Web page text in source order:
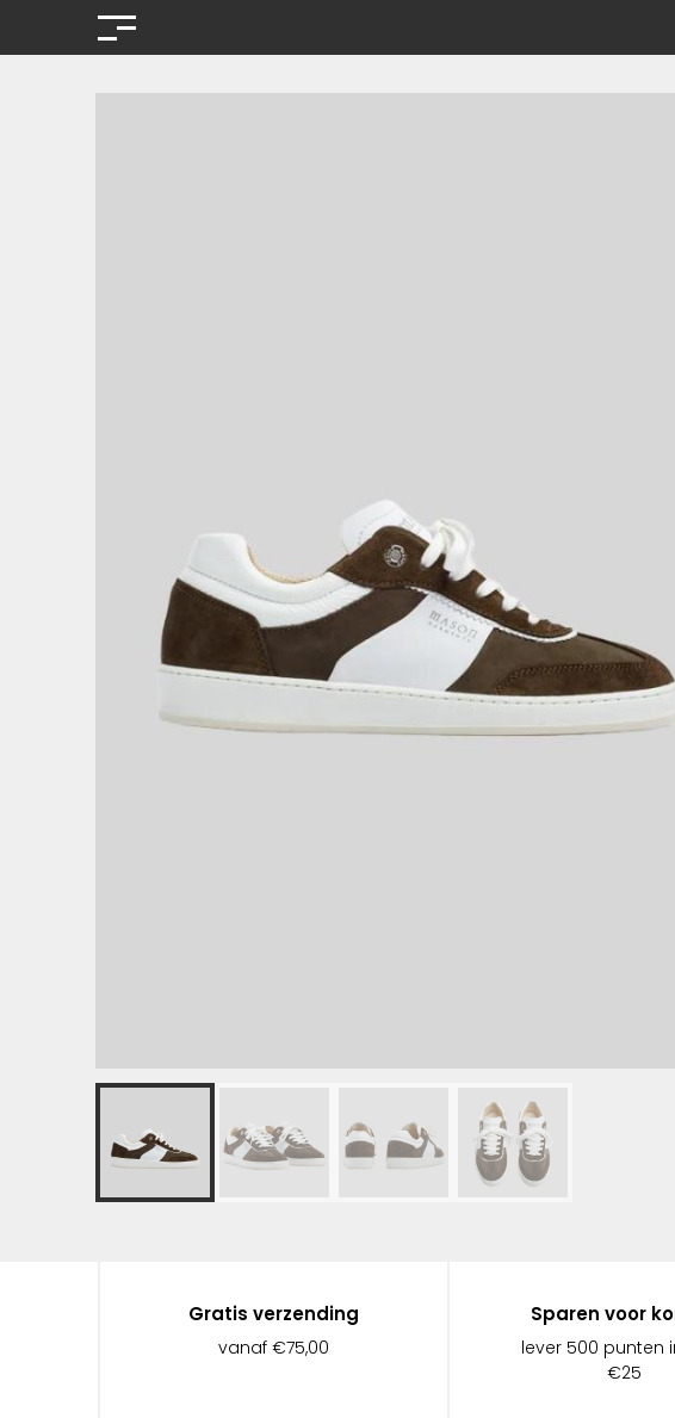
Gratis verzending
vanaf €75,00
Sparen voor
lever 500 punten
€25